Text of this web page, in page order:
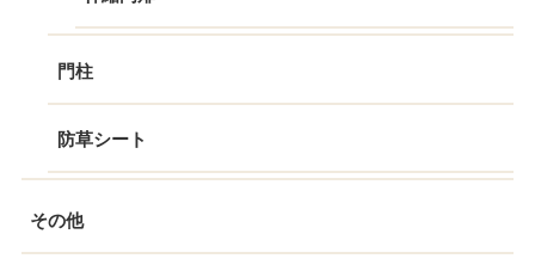
門柱
防草シート
その他